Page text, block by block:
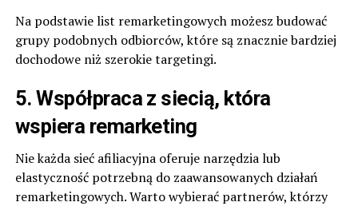
Na podstawie list remarketingowych możesz budować
grupy podobnych odbiorców, które są znacznie bardziej
dochodowe niż szerokie targetingi.
5. Współpraca z siecią, która
wspiera remarketing
Nie każda sieć afiliacyjna oferuje narzędzia lub
elastyczność potrzebną do zaawansowanych działań
remarketingowych. Warto wybierać partnerów, którzy